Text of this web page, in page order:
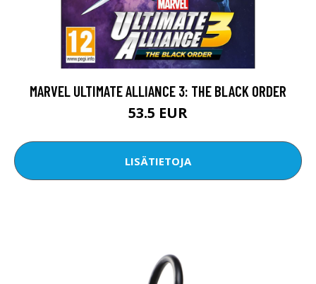
MARVEL ULTIMATE ALLIANCE 3: THE BLACK ORDER
53.5 EUR
LISÄTIETOJA